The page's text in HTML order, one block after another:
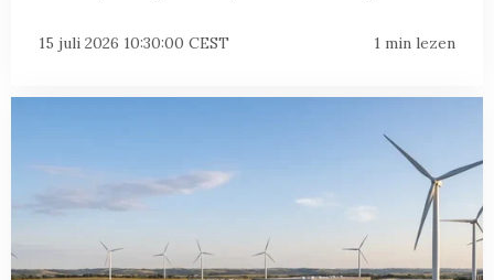
15 juli 2026 10:30:00 CEST 1 min lezen